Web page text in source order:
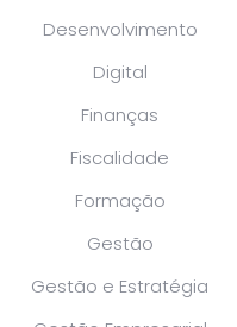
Desenvolvimento
Digital
Finanças
Fiscalidade
Formação
Gestão
Gestão e Estratégia